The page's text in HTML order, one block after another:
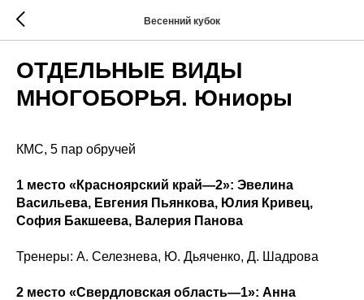
Весенний кубок
ОТДЕЛЬНЫЕ ВИДЫ
МНОГОБОРЬЯ. Юниоры
КМС, 5 пар обручей
1 место «Красноярский край—2»: Эвелина
Васильева, Евгения Пьянкова, Юлия Кривец,
София Бакшеева, Валерия Панова
Тренеры: А. Селезнева, Ю. Дьяченко, Д. Шадрова
2 место «Свердловская область—1»: Анна